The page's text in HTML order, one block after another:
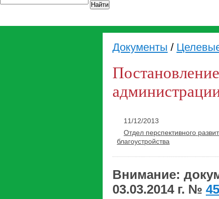
Найти
Документы /
11/12/2013
Отдел перспективного
благоустройства
Внимание:
03.03.2014 г. №